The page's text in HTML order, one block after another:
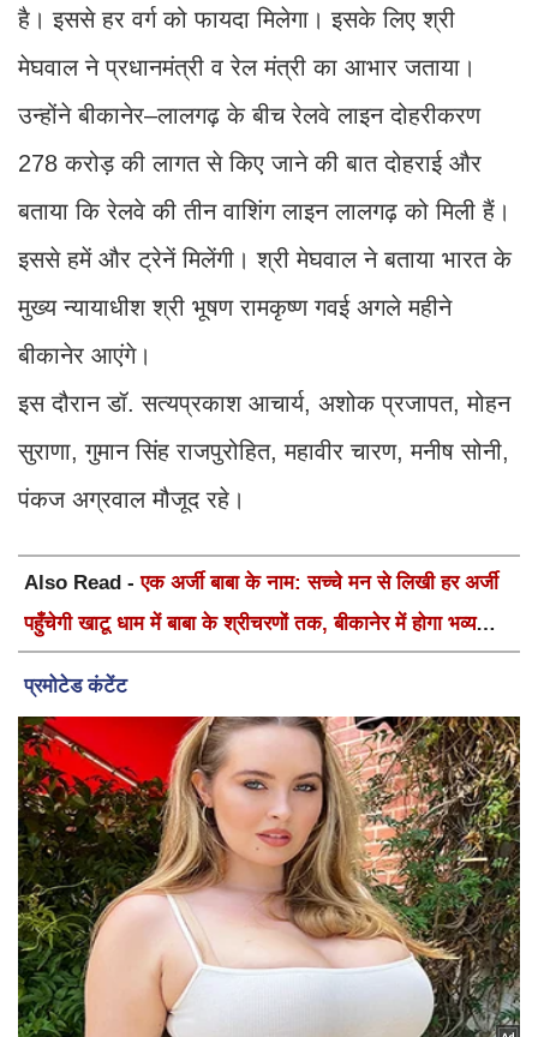
है। इससे हर वर्ग को फायदा मिलेगा। इसके लिए श्री
मेघवाल ने प्रधानमंत्री व रेल मंत्री का आभार जताया।
उन्होंने बीकानेर–लालगढ़ के बीच रेलवे लाइन दोहरीकरण
278 करोड़ की लागत से किए जाने की बात दोहराई और
बताया कि रेलवे की तीन वाशिंग लाइन लालगढ़ को मिली हैं।
इससे हमें और ट्रेनें मिलेंगी। श्री मेघवाल ने बताया भारत के
मुख्य न्यायाधीश श्री भूषण रामकृष्ण गवई अगले महीने
बीकानेर आएंगे।
इस दौरान डॉ. सत्यप्रकाश आचार्य, अशोक प्रजापत, मोहन
सुराणा, गुमान सिंह राजपुरोहित, महावीर चारण, मनीष सोनी,
पंकज अग्रवाल मौजूद रहे।
Also Read -एक अर्जी बाबा के नाम: सच्चे मन से लिखी हर अर्जी
पहुँचेगी खाटू धाम में बाबा के श्रीचरणों तक, बीकानेर में होगा भव्य